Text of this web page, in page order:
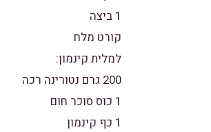
1 ביצה
קורט מלח
למלית קינמון:
200 גרם נטורינה רכה
1 כוס סוכר חום
1 כף קינמון